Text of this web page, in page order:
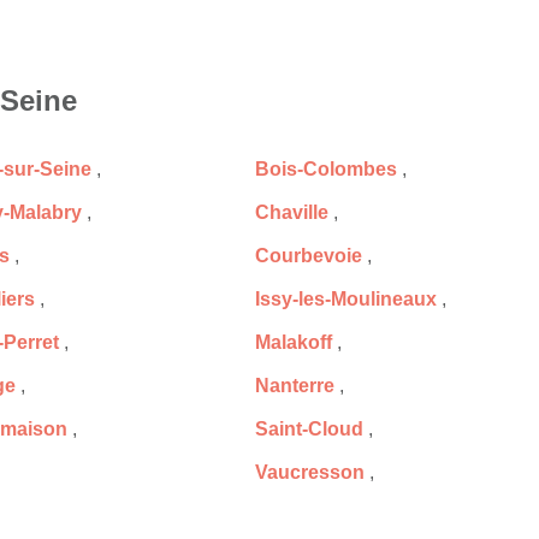
Seine , Bois-Colombes ,
Malabry , Chaville ,
, Courbevoie ,
, Issy-les-Moulineaux ,
, Malakoff,
, Nanterre ,
, Saint-Cloud ,
Vaucresson ,